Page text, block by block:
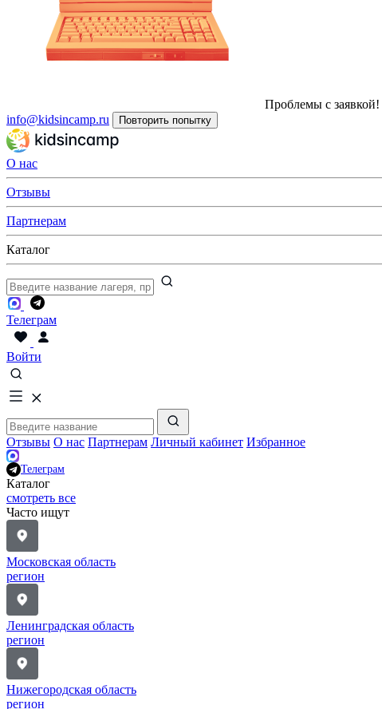
Проблемы с заявкой!
info@kidsincamp.ru
Повторить попытку
О нас
Отзывы
Партнерам
Каталог
Телеграм
Войти
Отзывы О нас Партнерам Личный кабинет Избранное
Телеграм
Каталог
смотреть все
Часто ищут
Московская область
регион
Ленинградская область
регион
Нижегородская область
регион